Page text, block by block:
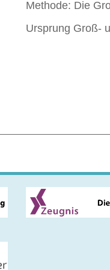
Methode: Die
Ursprung Groß-